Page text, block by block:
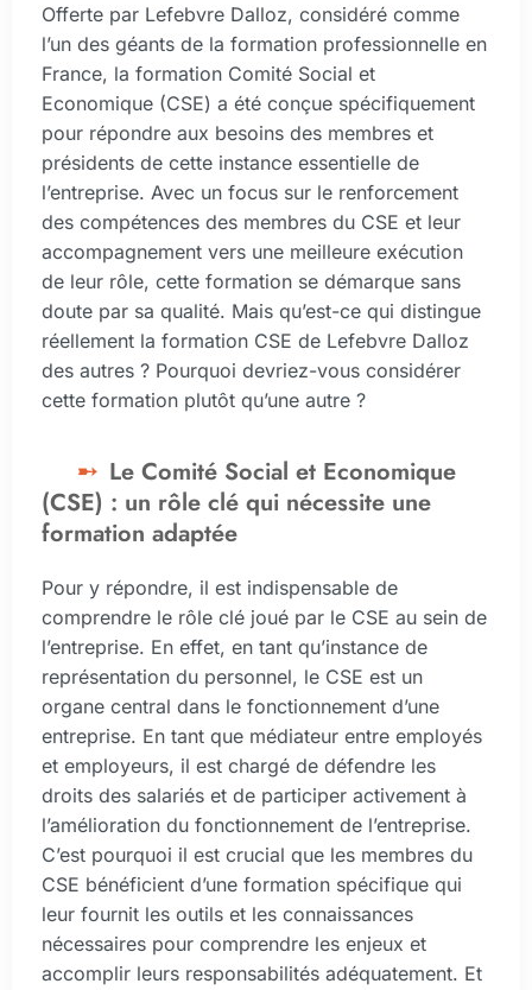
Offerte par Lefebvre Dalloz, considéré comme
l’un des géants de la formation professionnelle en
France, la formation Comité Social et
Economique (CSE) a été conçue spécifiquement
pour répondre aux besoins des membres et
présidents de cette instance essentielle de
l’entreprise. Avec un focus sur le renforcement
des compétences des membres du CSE et leur
accompagnement vers une meilleure exécution
de leur rôle, cette formation se démarque sans
doute par sa qualité. Mais qu’est-ce qui distingue
réellement la formation CSE de Lefebvre Dalloz
des autres ? Pourquoi devriez-vous considérer
cette formation plutôt qu’une autre ?
Le Comité Social et Economique
(CSE) : un rôle clé qui nécessite une
formation adaptée
Pour y répondre, il est indispensable de
comprendre le rôle clé joué par le CSE au sein de
l’entreprise. En effet, en tant qu’instance de
représentation du personnel, le CSE est un
organe central dans le fonctionnement d’une
entreprise. En tant que médiateur entre employés
et employeurs, il est chargé de défendre les
droits des salariés et de participer activement à
l’amélioration du fonctionnement de l’entreprise.
C’est pourquoi il est crucial que les membres du
CSE bénéficient d’une formation spécifique qui
leur fournit les outils et les connaissances
nécessaires pour comprendre les enjeux et
accomplir leurs responsabilités adéquatement. Et